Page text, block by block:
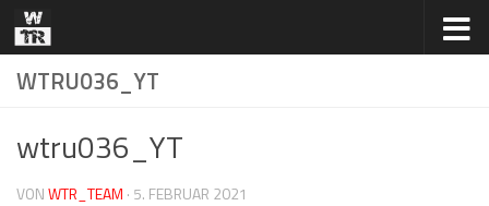
Zum Inhalt springen
WTRU036_YT
wtru036_YT
VONWTR_TEAM · 5. FEBRUAR 2021